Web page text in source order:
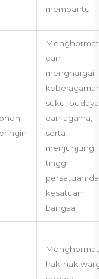
membantu.
dan
menghargai
suku,
dan agama,
serta
menjunjung
tinggi
persatuan
kesatuan
bangsa.
hak-hak